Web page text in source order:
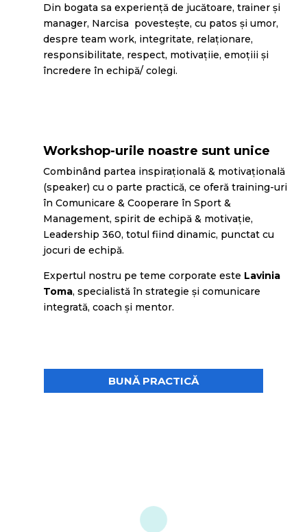
Din bogata sa experiență de jucătoare, trainer şi
manager, Narcisa povestește, cu patos şi umor,
despre team work, integritate, relaţionare,
responsibilitate, respect, motivaţiie, emoţiii şi
încredere în echipă/ colegi.
Workshop-urile noastre sunt unice
Combinând partea inspiraţională & motivaţională
(speaker) cu o parte practică, ce oferă training-uri
în Comunicare & Cooperare în Sport &
Management, spirit de echipă & motivaţie,
Leadership 360, totul fiind dinamic, punctat cu
jocuri de echipă.
Expertul nostru pe teme corporate este Lavinia
Toma, specialistă în strategie şi comunicare
integrată, coach şi mentor.
BUNĂ PRACTICĂ